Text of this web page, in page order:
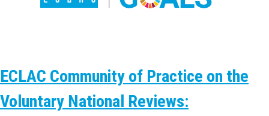
ECLAC Community of Practice on the
Voluntary National Reviews: